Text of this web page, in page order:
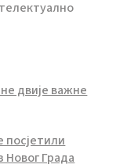
двије важне
Новог Града